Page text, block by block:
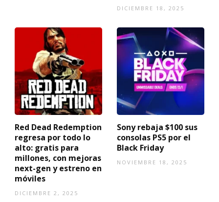
DICIEMBRE 18, 2025
Red Dead Redemption
regresa por todo lo
alto: gratis para
millones, con mejoras
next-gen y estreno en
móviles
DICIEMBRE 2, 2025
Sony rebaja $100 sus
consolas PS5 por el
Black Friday
NOVIEMBRE 18, 2025